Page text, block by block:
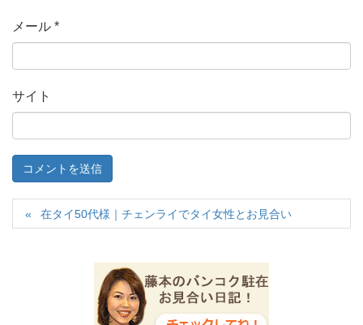
メール *
サイト
在タイ50代様｜チェンライでタイ女性とお見合い